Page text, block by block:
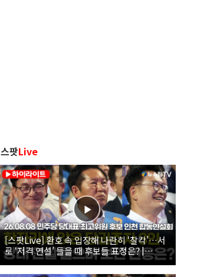
스팟Live
[스팟Live] 환호 속 입장해 나란히 ‘찰칵’…서
로 ‘저격 연설’ 들을 때 후보들 표정은? |
26.08.08 더불어민주당 당대표·최고위원 후
보 인천 합동연설회